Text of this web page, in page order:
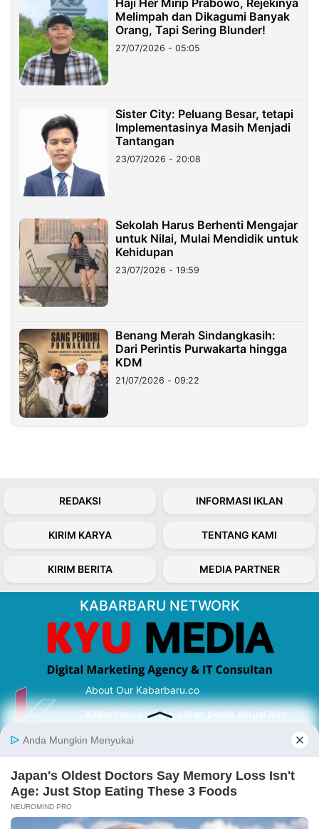
Haji Her Mirip Prabowo, Rejekinya
Melimpah dan Dikagumi Banyak
Orang, Tapi Sering Blunder!
27/07/2026 - 05:05
Sister City: Peluang Besar, tetapi
Implementasinya Masih Menjadi
Tantangan
23/07/2026 - 20:08
Sekolah Harus Berhenti Mengajar
untuk Nilai, Mulai Mendidik untuk
Kehidupan
23/07/2026 - 19:59
Benang Merah Sindangkasih:
Dari Perintis Purwakarta hingga
KDM
21/07/2026 - 09:22
REDAKSI INFORMASI IKLAN
KIRIM KARYA TENTANG KAMI
KIRIM BERITA MEDIA PARTNER
KABARBARU NETWORK
About Our Kabarbaru.co
Kabarbaru.co menyajikan berita aktual dan
serta terverifikasi dari sumber yang tepat.
Follow Kabarbaru